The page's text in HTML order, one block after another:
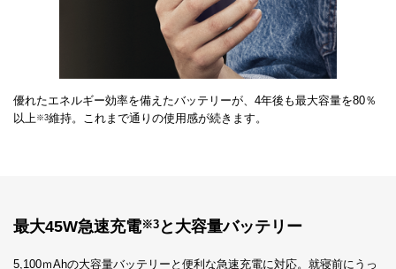
優れたエネルギー効率を備えたバッテリーが、4年後も最大容量を80％
以上 ※3維持。これまで通りの使用感が続きます。
最大45W急速充電※3 と大容量バッテリー
5,100ｍAhの大容量バッテリーと便利な急速充電に対応。就寝前にうっ